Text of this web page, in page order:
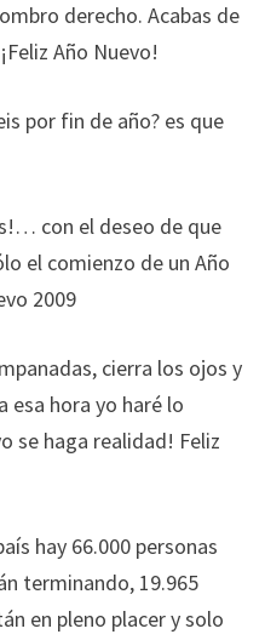
derecho. Acabas de
Año Nuevo!
por fin de año? es que
con el deseo de que
el comienzo de un Año
2009
cierra los ojos y
esa hora yo haré lo
se haga realidad! Feliz
hay 66.000 personas
terminando, 19.965
en pleno placer y solo